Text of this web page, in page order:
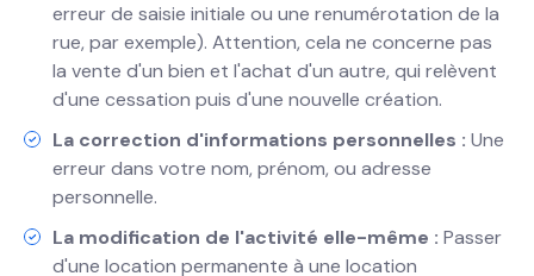
erreur de saisie initiale ou une renumérotation de la
rue, par exemple). Attention, cela ne concerne pas
la vente d'un bien et l'achat d'un autre, qui relèvent
d'une cessation puis d'une nouvelle création.
La correction d'informations personnelles : Une
erreur dans votre nom, prénom, ou adresse
personnelle.
La modification de l'activité elle-même : Passer
d'une location permanente à une location